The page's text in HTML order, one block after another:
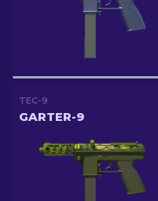
TEC-9
GARTER-9